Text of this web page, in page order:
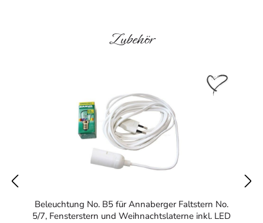
Produktgalerie überspringen
Zubehör
Beleuchtung No. B5 für Annaberger Faltstern No.
5/7, Fensterstern und Weihnachtslaterne inkl. LED